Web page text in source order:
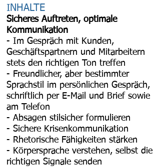
INHALTE
Sicheres Auftreten, optimale
Kommunikation
- Im Gespräch mit Kunden,
Geschäftspartnern und Mitarbeitern
stets den richtigen Ton treffen
- Freundlicher, aber bestimmter
Sprachstil im persönlichen Gespräch,
schriftlich per E-Mail und Brief sowie
am Telefon
- Absagen stilsicher formulieren
- Sichere Krisenkommunikation
- Rhetorische Fähigkeiten stärken
- Körpersprache verstehen, selbst die
richtigen Signale senden